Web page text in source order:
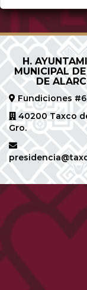
H.
MUNICIPAL
DE
Fundiciones
40200 Taxco
Gro.